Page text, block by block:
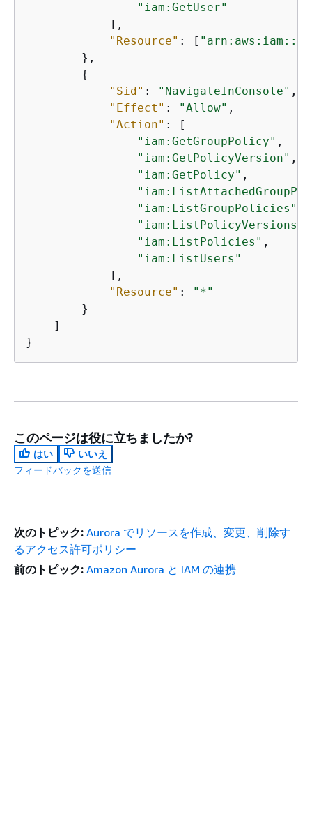
"iam:GetUser"
            ],
"Resource" : [
        },
{
"Sid" : "NavigateInConsole" ,
"Effect" : "Allow" ,
"Action" : [
"iam:GetGroupPolicy" ,
"iam:GetPolicyVersion" ,
"iam:GetPolicy" ,
"iam:ListGroupPolicies"
"iam:ListPolicyVersions"
"iam:ListPolicies" ,
"iam:ListUsers"
            ],
"Resource" :
"*"
        }
    ]
}
このページは役に立ちましたか?
はい
いいえ
フィードバックを送信
次のトピック: Aurora でリソースを作成、変更、削除す
るアクセス許可ポリシー
前のトピック: Amazon Aurora と IAM の連携